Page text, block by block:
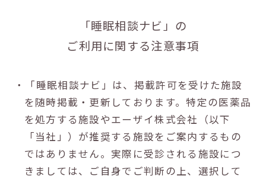
「睡眠相談ナビ」の
ご利用に関する注意事項
・「睡眠相談ナビ」は、掲載許可を受けた施設
を随時掲載・更新しております。特定の医薬品
を処方する施設やエーザイ株式会社（以下
「当社」）が推奨する施設をご案内するもの
ではありません。実際に受診される施設につ
きましては、ご自身でご判断の上、選択して